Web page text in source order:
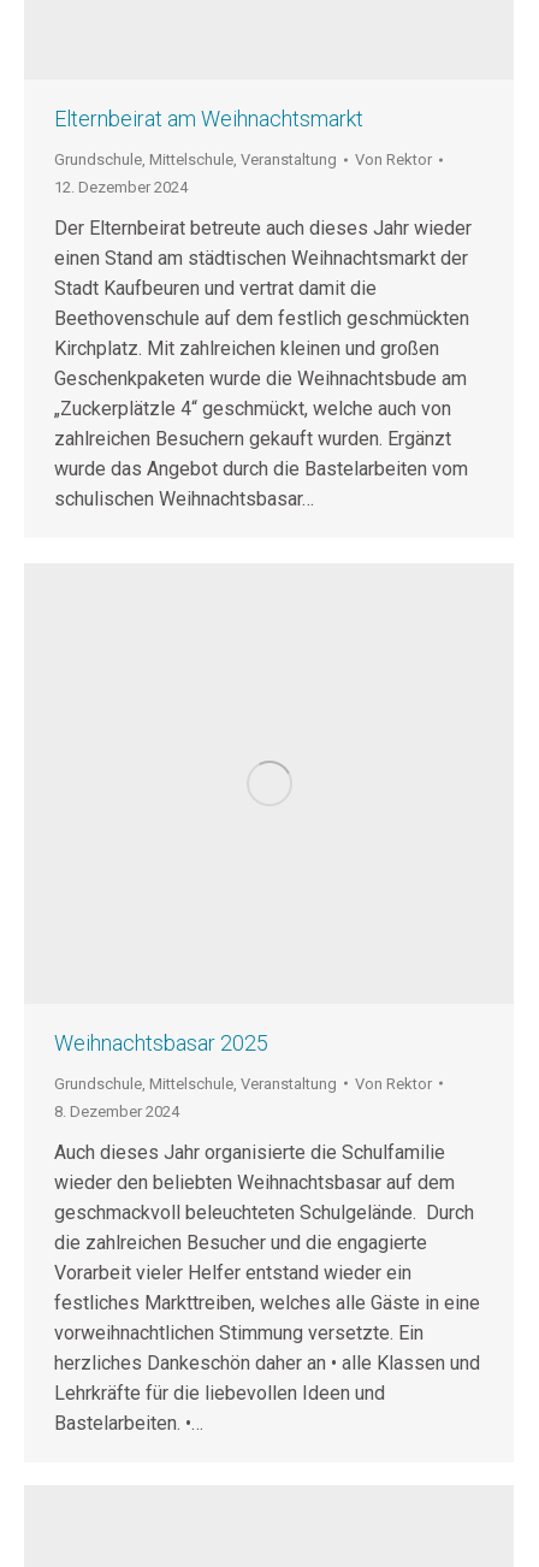
Elternbeirat am Weihnachtsmarkt
Grundschule, Mittelschule, Veranstaltung Von Rektor
12. Dezember 2024
Der Elternbeirat betreute auch dieses Jahr wieder
einen Stand am städtischen Weihnachtsmarkt der
Stadt Kaufbeuren und vertrat damit die
Beethovenschule auf dem festlich geschmückten
Kirchplatz. Mit zahlreichen kleinen und großen
Geschenkpaketen wurde die Weihnachtsbude am
„Zuckerplätzle 4“ geschmückt, welche auch von
zahlreichen Besuchern gekauft wurden. Ergänzt
wurde das Angebot durch die Bastelarbeiten vom
schulischen Weihnachtsbasar…
Weihnachtsbasar 2025
Grundschule Mittelschule Veranstaltung Von Rektor
8. Dezember 2024
Auch dieses Jahr organisierte die Schulfamilie
wieder den beliebten Weihnachtsbasar auf dem
geschmackvoll beleuchteten Schulgelände. Durch
die zahlreichen Besucher und die engagierte
Vorarbeit vieler Helfer entstand wieder ein
festliches Markttreiben, welches alle Gäste in eine
vorweihnachtlichen Stimmung versetzte. Ein
herzliches Dankeschön daher an • alle Klassen und
Lehrkräfte für die liebevollen Ideen und
Bastelarbeiten. •…